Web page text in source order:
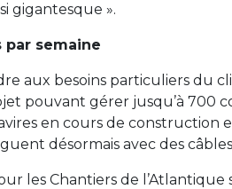
gigantesque ».
par semaine
aux besoins particuliers du
pouvant gérer jusqu’à 700
en cours de construction
désormais avec des
les Chantiers de